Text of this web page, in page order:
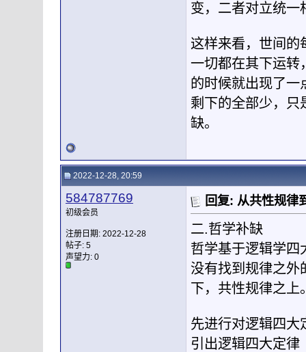
变，二者对立统一
这样来看，世间的
一切都在其下运转
的时候就出现了一
剩下的全部少，只
缺。
2022-12-28, 20:59
584787769
初级会员
注册日期: 2022-12-28
帖子: 5
声望力: 0
回复: 从共性规律
二.哲学补缺
哲学基于逻辑学四
没有找到规律之外
下，共性规律之上
先进行对逻辑四大
引出逻辑四大定律